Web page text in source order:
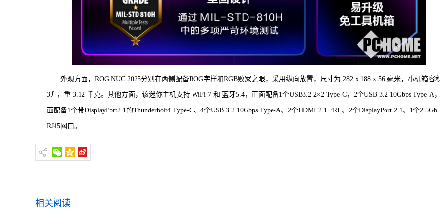
外观方面，ROG NUC 2025分别在两侧配备ROG字样和RGB败家之眼，采用纵向放置，尺寸为 282 x 188 x 56 毫米，小机箱容
3升，重 3.12 千克。其他方面，该迷你主机支持 WiFi 7 和 蓝牙5.4，正面配备1个USB3.2 2×2 Type-C，2个USB 3.2 10Gbps Type-A
面配备1个带DisplayPort2.1的Thunderbolt4 Type-C、4个USB 3.2 10Gbps Type-A、2个HDMI 2.1 FRL、2个DisplayPort 2.1、1个2.5Gb
RJ45网口。
相关阅读